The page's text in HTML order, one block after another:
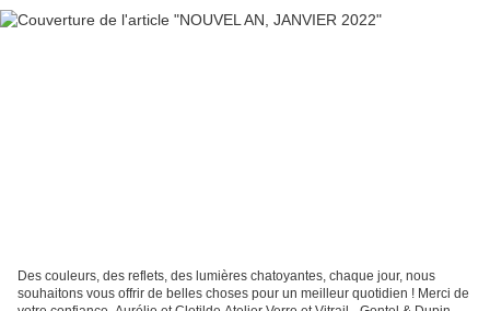
Des couleurs, des reflets, des lumières chatoyantes, chaque jour, nous
souhaitons vous offrir de belles choses pour un meilleur quotidien ! Merci de